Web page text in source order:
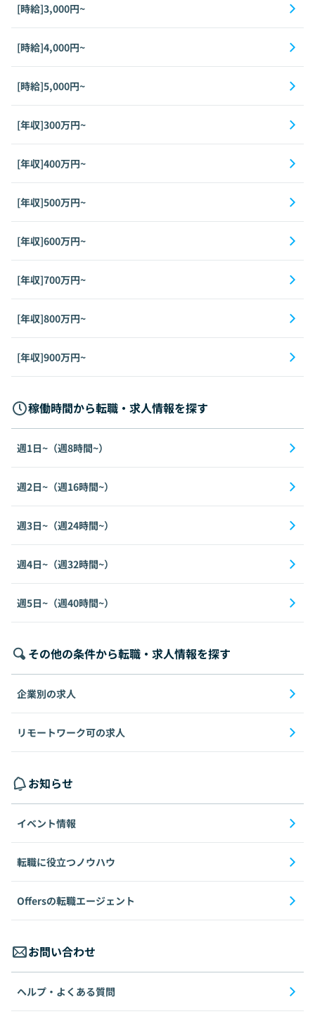
[時給]3,000円~
[時給]4,000円~
[時給]5,000円~
[年収]300万円~
[年収]400万円~
[年収]500万円~
[年収]600万円~
[年収]700万円~
[年収]800万円~
[年収]900万円~
稼働時間から転職・求人情報を探す
週1日~（週8時間~）
週2日~（週16時間~）
週3日~（週24時間~）
週4日~（週32時間~）
週5日~（週40時間~）
その他の条件から転職・求人情報を探す
企業別の求人
リモートワーク可の求人
お知らせ
イベント情報
転職に役立つノウハウ
Offersの転職エージェント
お問い合わせ
ヘルプ・よくある質問